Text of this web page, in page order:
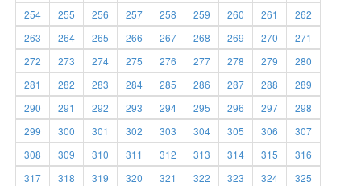
254
255 256 257 258 259 260 261
262
263
264 265 266 267 268 269 270
271
272
273 274 275 276 277 278 279
280
281
282 283 284 285 286 287 288
289
290
291 292 293 294 295 296 297
298
299
300 301 302 303 304 305 306
307
308
309 310 311 312 313 314 315
316
317
318 319 320 321 322 323 324
325